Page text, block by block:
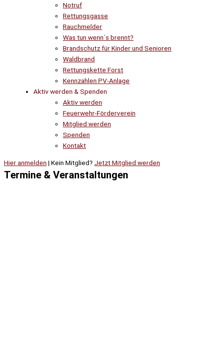
Notruf
Rettungsgasse
Rauchmelder
Was tun wenn´s brennt?
Brandschutz für Kinder und Senioren
Waldbrand
Rettungskette Forst
Kennzahlen PV-Anlage
Aktiv werden & Spenden
Aktiv werden
Feuerwehr-Förderverein
Mitglied werden
Spenden
Kontakt
Hier anmelden | Kein Mitglied? Jetzt Mitglied werden
Termine & Veranstaltungen